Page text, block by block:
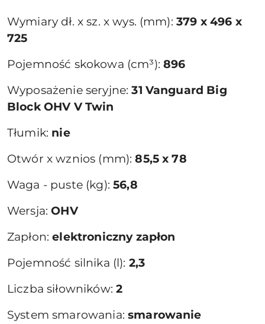
Wymiary dł. x sz. x wys. (mm): 379 x 496 x
725
Pojemność skokowa (cm³): 896
Wyposażenie seryjne:31 Vanguard Big
Block OHV V Twin
Tłumik: nie
Otwór x wznios (mm):85,5 x 78
Waga - puste (kg):56,8
Wersja:OHV
Zapłon:elektroniczny zapłon
Pojemność silnika (l): 2,3
Liczba siłowników:2
System smarowania:smarowanie